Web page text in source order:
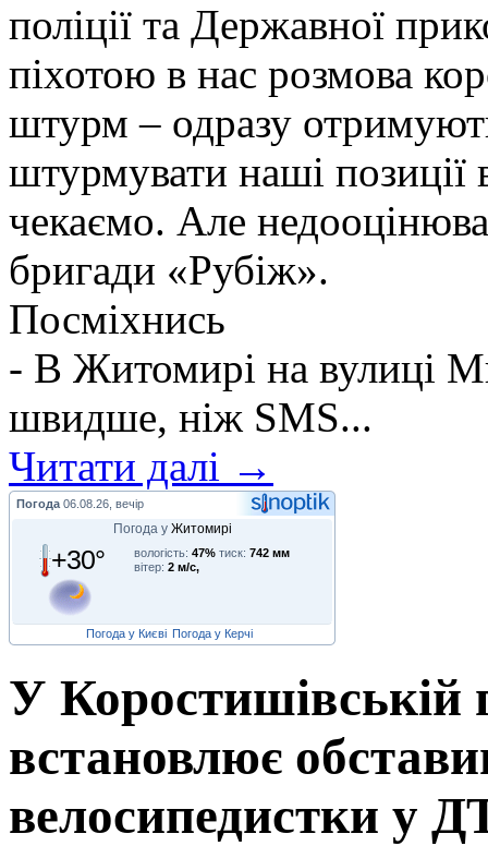
поліції та Державної
піхотою в нас розмова
штурм – одразу
штурмувати наші позиції
чекаємо. Але
бригади «Рубіж».
Посміхнись
- В Житомирі на вулиці
швидше, ніж SMS...
Читати далі →
Погода 06.08.26, вечір
Погода у Житомирі
+30° вологість: 47% тиск: 742 мм
вітер: 2 м/с,
Погода у Києві Погода у Керчі
У Коростишівській
встановлює
велосипедистки у